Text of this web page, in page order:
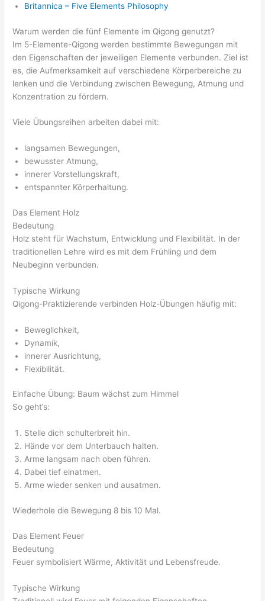
Britannica – Five Elements Philosophy
Warum werden die fünf Elemente im Qigong genutzt?
Im 5-Elemente-Qigong werden bestimmte Bewegungen mit
den Eigenschaften der jeweiligen Elemente verbunden. Ziel ist
es, die Aufmerksamkeit auf verschiedene Körperbereiche zu
lenken und die Verbindung zwischen Bewegung, Atmung und
Konzentration zu fördern.
Viele Übungsreihen arbeiten dabei mit:
langsamen Bewegungen,
bewusster Atmung,
innerer Vorstellungskraft,
entspannter Körperhaltung.
Das Element Holz
Bedeutung
Holz steht für Wachstum, Entwicklung und Flexibilität. In der
traditionellen Lehre wird es mit dem Frühling und dem
Neubeginn verbunden.
Typische Wirkung
Qigong-Praktizierende verbinden Holz-Übungen häufig mit:
Beweglichkeit,
Dynamik,
innerer Ausrichtung,
Flexibilität.
Einfache Übung: Baum wächst zum Himmel
So geht’s:
Stelle dich schulterbreit hin.
Hände vor dem Unterbauch halten.
Arme langsam nach oben führen.
Dabei tief einatmen.
Arme wieder senken und ausatmen.
Wiederhole die Bewegung 8 bis 10 Mal.
Das Element Feuer
Bedeutung
Feuer symbolisiert Wärme, Aktivität und Lebensfreude.
Typische Wirkung